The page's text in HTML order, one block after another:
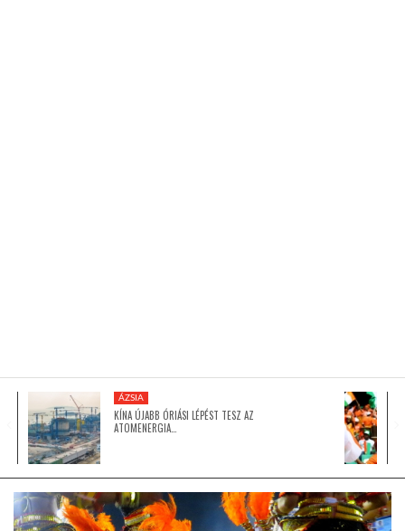
GLOBOTV BP
HÍR3D
ÁZSIA
KÍNA ÚJABB ÓRIÁSI LÉPÉST TESZ AZ
ATOMENERGIA…